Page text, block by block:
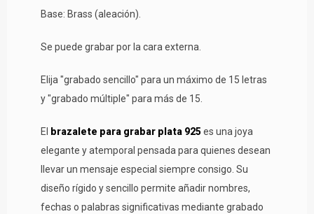
Base: Brass (aleación).
Se puede grabar por la cara externa.
Elija "grabado sencillo" para un máximo de 15 letras
y "grabado múltiple" para más de 15.
El brazalete para grabar plata 925es una joya
elegante y atemporal pensada para quienes desean
llevar un mensaje especial siempre consigo. Su
diseño rígido y sencillo permite añadir nombres,
fechas o palabras significativas mediante grabado